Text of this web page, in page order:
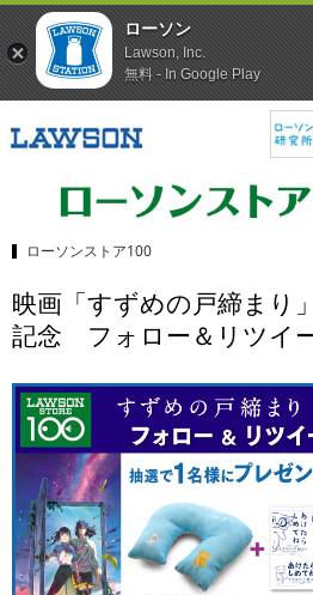
ローソンストア100
映画「すずめの戸締まり
記念 フォロー＆リツイ
ローソン
Lawson, Inc.
無料 - In Google Play